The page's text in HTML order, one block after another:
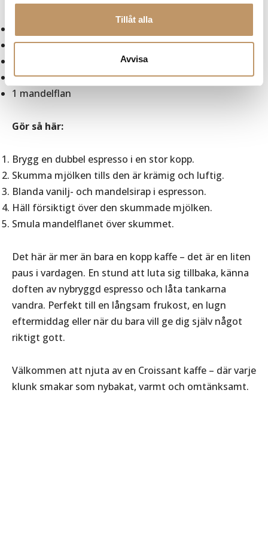
Tillåt alla
Avvisa
1,5 dl mjölk
1 tsk mandelsirap
1 mandelflan
Gör så här:
Brygg en dubbel espresso i en stor kopp.
Skumma mjölken tills den är krämig och luftig.
Blanda vanilj- och mandelsirap i espresson.
Häll försiktigt över den skummade mjölken.
Smula mandelflanet över skummet.
Det här är mer än bara en kopp kaffe – det är en liten
paus i vardagen. En stund att luta sig tillbaka, känna
doften av nybryggd espresso och låta tankarna
vandra. Perfekt till en långsam frukost, en lugn
eftermiddag eller när du bara vill ge dig själv något
riktigt gott.
Välkommen att njuta av en Croissant kaffe – där varje
klunk smakar som nybakat, varmt och omtänksamt.